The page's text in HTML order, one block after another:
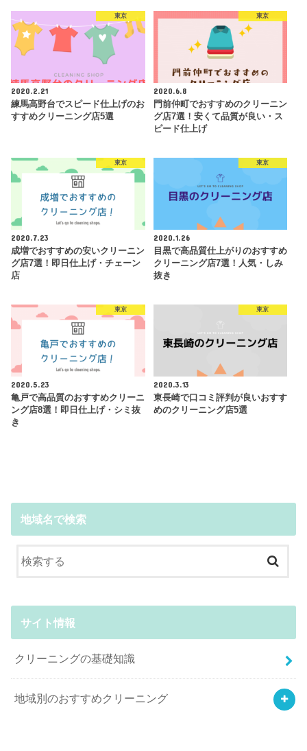
東京
2020.2.21
練馬高野台でスピード仕上げのお
すすめクリーニング店5選
東京
2020.6.8
門前仲町でおすすめのクリーニン
グ店7選！安くて品質が良い・ス
ピード仕上げ
東京
2020.7.23
成増でおすすめの安いクリーニン
グ店7選！即日仕上げ・チェーン
店
東京
2020.1.26
目黒で高品質仕上がりのおすすめ
クリーニング店7選！人気・しみ
抜き
東京
2020.5.23
亀戸で高品質のおすすめクリーニ
ング店8選！即日仕上げ・シミ抜
き
東京
2020.3.13
東長崎で口コミ評判が良いおすす
めのクリーニング店5選
地域名で検索
サイト情報
クリーニングの基礎知識
地域別のおすすめクリーニング